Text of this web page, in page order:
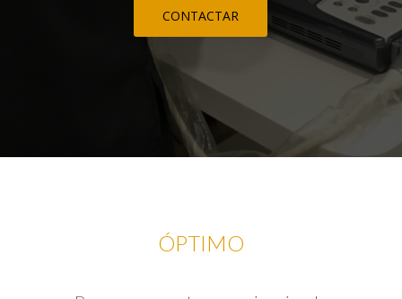
CONTACTAR
ÓPTIMO